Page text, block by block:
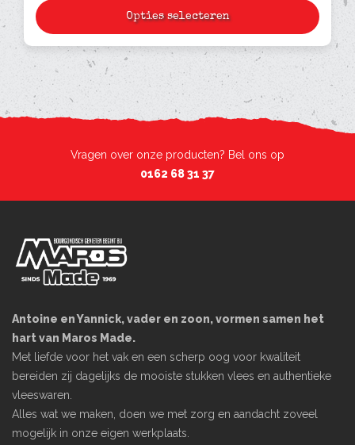
Opties selecteren
Vragen over onze producten? Bel ons op
0162 68 31 37
Antoine en Yannick, vader en zoon, vormen samen het
hart van Maros Made.
Met liefde voor het vak en een scherp oog voor kwaliteit
bereiden zij dagelijks de mooiste stukken vlees en authentieke
vleeswaren.
Alles wat we maken, doen we met zorg en aandacht zoveel
mogelijk in onze eigen werkplaats.